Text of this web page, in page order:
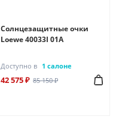
Солнцезащитные очки
Loewe 40033I 01A
Доступно в 1 салоне
42 575 ₽ 85 150 ₽